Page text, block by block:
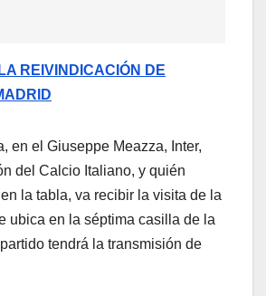
LA REIVINDICACIÓN DE
en el Giuseppe Meazza, Inter,
del Calcio Italiano, y quién
la tabla, va recibir la visita de la
ubica en la séptima casilla de la
tendrá la transmisión de